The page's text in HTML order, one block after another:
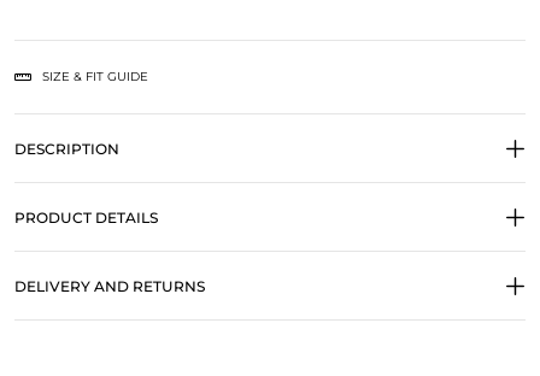
SIZE & FIT GUIDE
DESCRIPTION
PRODUCT DETAILS
DELIVERY AND RETURNS